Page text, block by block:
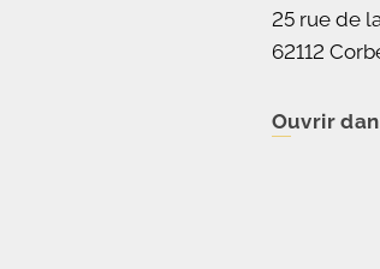
25 rue de
62112
Ouvrir